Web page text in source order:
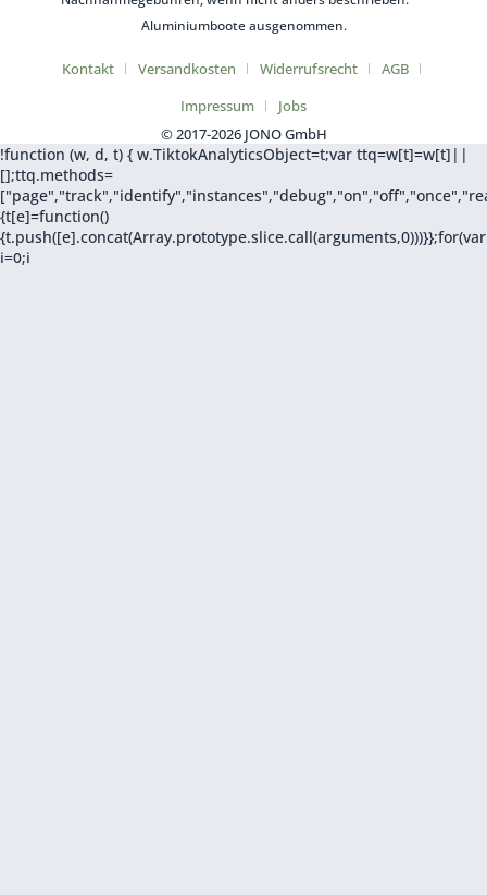
Aluminiumboote ausgenommen.
Kontakt Versandkosten Widerrufsrecht
AGB
Impressum
Jobs
© 2017-2026 JONO GmbH
!function (w, d, t) { w.TiktokAnalyticsObject=t;var ttq=w[t]=w[t]||
[];ttq.methods=
{t[e]=function()
{t.push([e].concat(Array.prototype.slice.call(arguments,0)))}};for(var
i=0;i